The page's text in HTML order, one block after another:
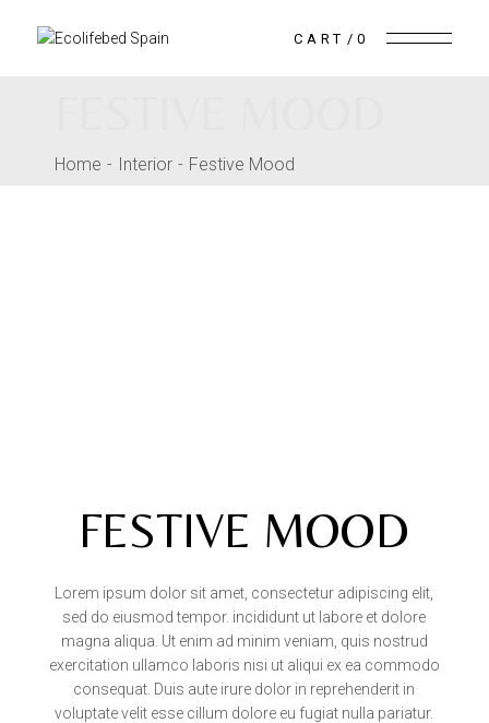
CART 0
Home Interior Festive Mood
FESTIVE MOOD
Lorem ipsum dolor sit amet, consectetur adipiscing elit,
sed do eiusmod tempor. incididunt ut labore et dolore
magna aliqua. Ut enim ad minim veniam, quis nostrud
exercitation ullamco laboris nisi ut aliqui ex ea commodo
consequat. Duis aute irure dolor in reprehenderit in
voluptate velit esse cillum dolore eu fugiat nulla pariatur.